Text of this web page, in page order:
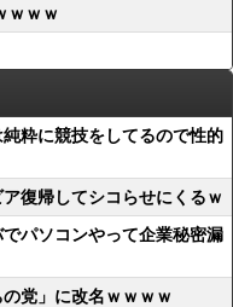
ｗｗｗ
粋に競技をしてるので性的
復帰してシコらせにくるｗ
パソコンやって企業秘密漏
党」に改名ｗｗｗｗ